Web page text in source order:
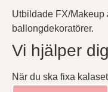
Utbildade FX/Makeup
ballongdekoratörer.
Vi hjälper
När du ska fixa